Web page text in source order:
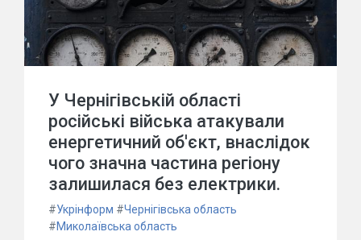
У Чернігівській області
російські війська атакували
енергетичний об'єкт, внаслідок
чого значна частина регіону
залишилася без електрики.
#Укрінформ #Чернігівська область
#Миколаївська область